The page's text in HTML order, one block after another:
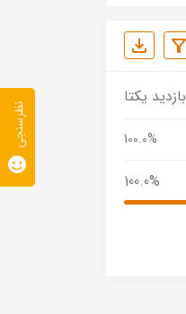
بازدید یکتا
100.0%
100.0%
نظرسنجی